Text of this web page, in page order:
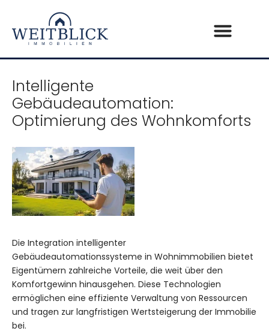
Intelligente
Gebäudeautomation:
Optimierung des Wohnkomforts
Die Integration intelligenter
Gebäudeautomationssysteme in Wohnimmobilien bietet
Eigentümern zahlreiche Vorteile, die weit über den
Komfortgewinn hinausgehen. Diese Technologien
ermöglichen eine effiziente Verwaltung von Ressourcen
und tragen zur langfristigen Wertsteigerung der Immobilie
bei.